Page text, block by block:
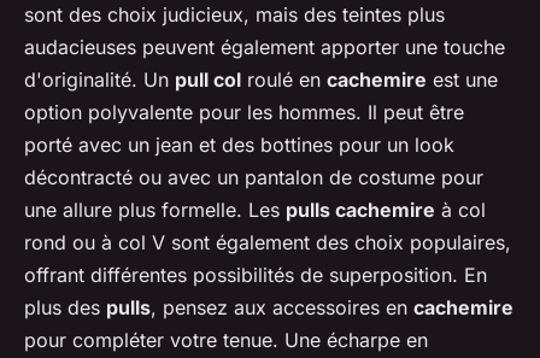
sont des choix judicieux, mais des teintes plus
audacieuses peuvent également apporter une touche
d'originalité. Un pull col roulé en cachemire est une
option polyvalente pour les hommes. Il peut être
porté avec un jean et des bottines pour un look
décontracté ou avec un pantalon de costume pour
une allure plus formelle. Les pulls cachemire à col
rond ou à col V sont également des choix populaires,
offrant différentes possibilités de superposition. En
plus des pulls, pensez aux accessoires en cachemire
pour compléter votre tenue. Une écharpe en